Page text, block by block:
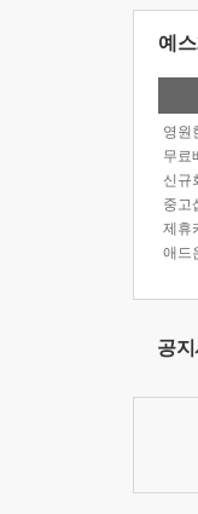
예
영원
무료
신규
중고
제휴
애드
공